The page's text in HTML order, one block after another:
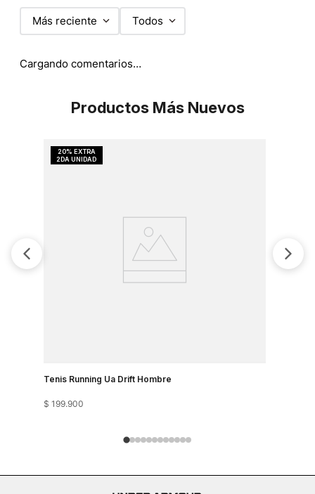
Más reciente Todos
Cargando comentarios…
Productos Más Nuevos
Tenis Running Ua Drift Hombre
$ 199.900